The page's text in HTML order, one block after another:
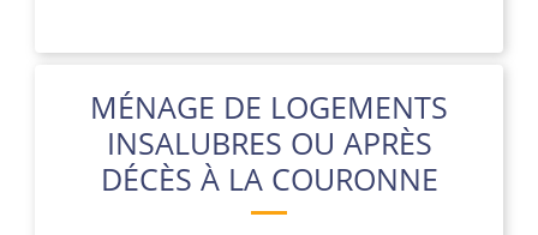
MÉNAGE DE LOGEMENTS
INSALUBRES OU APRÈS
DÉCÈS À LA COURONNE